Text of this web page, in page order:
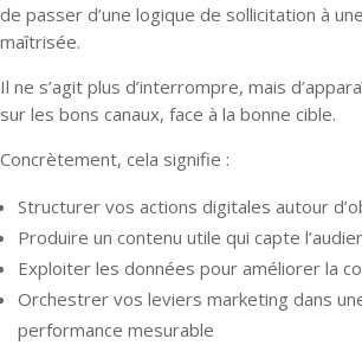
de passer d’une logique de sollicitation à
maîtrisée.
Il ne s’agit plus d’interrompre, mais
sur les bons canaux, face à la bonne cible.
Concrètement, cela signifie :
Structurer vos actions digitales autour
Produire un contenu utile qui capte
Exploiter les données pour améliorer la
Orchestrer vos leviers marketing dans
performance mesurable